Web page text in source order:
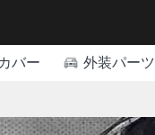
バー 外装パーツ